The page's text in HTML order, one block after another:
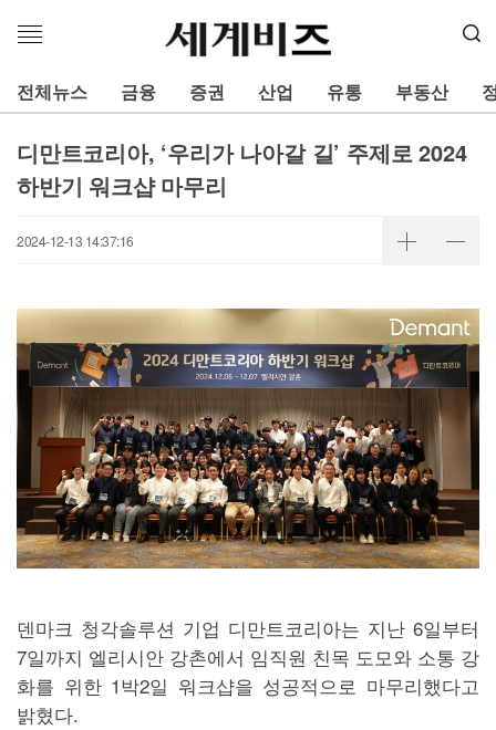
메
열
기
전체뉴스 금융 증권 산업 유통 부동산
디만트코리아, ‘우리가 나아갈 길’ 주제로 2024
하반기 워크샵 마무리
2024-12-13 14:37:16
덴마크 청각솔루션 기업 디만트코리아는 지난 6일부터
7일까지 엘리시안 강촌에서 임직원 친목 도모와 소통 강
화를 위한 1박2일 워크샵을 성공적으로 마무리했다고
밝혔다.